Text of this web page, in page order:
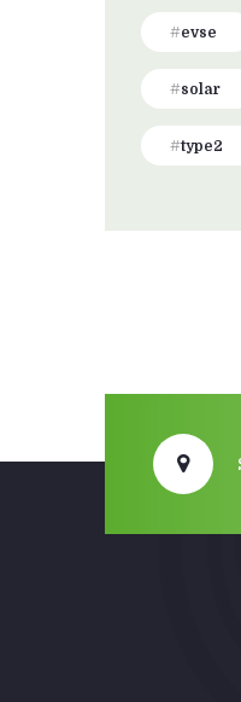
evse
solar
type2